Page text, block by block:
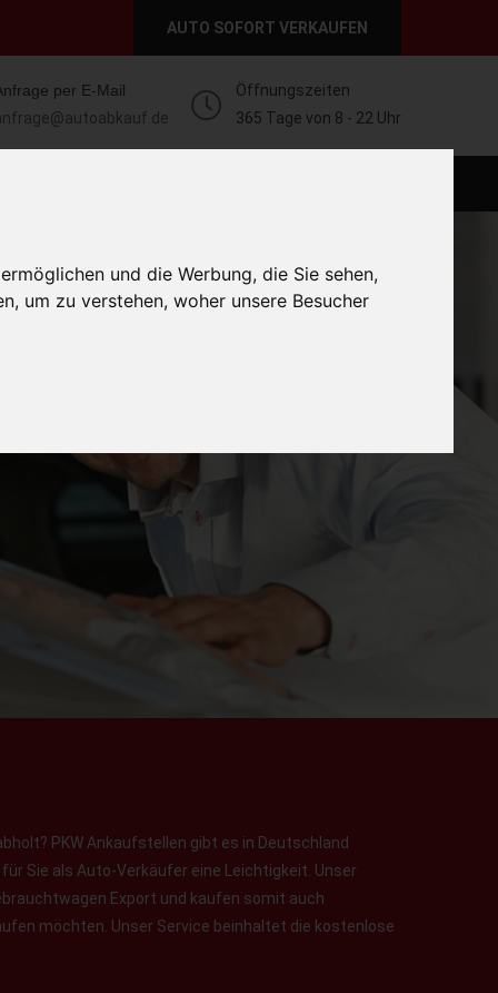
und die Werbung, die Sie sehen,
um zu verstehen, woher unsere Besucher
AUTO SOFORT VERKAUFEN
per E-Mail
Öffnungszeiten
365 Tage von 8 - 22 Uhr
PKW Ankaufstellen gibt es in Deutschland
Sie als Auto-Verkäufer eine Leichtigkeit. Unser
Export und kaufen somit auch
möchten. Unser Service beinhaltet die kostenlose